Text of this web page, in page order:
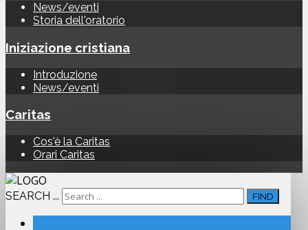
News/eventi
Storia dell'oratorio
Iniziazione cristiana
Introduzione
News/eventi
Caritas
Cos'è la Caritas
Orari Caritas
SEARCH ... FIND